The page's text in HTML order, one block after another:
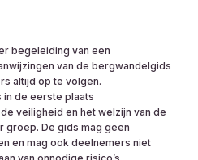
begeleiding van een
van de bergwandelgids
altijd op te volgen.
in de eerste plaats
veiligheid en het welzijn van de
groep. De gids mag geen
en mag ook deelnemers niet